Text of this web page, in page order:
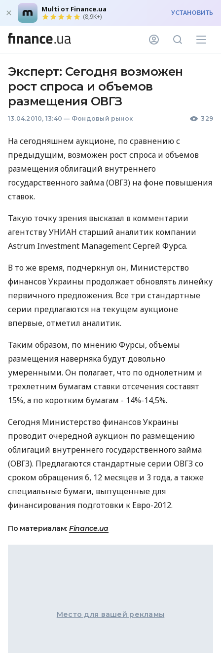
Multi от Finance.ua
(8,9K+) УСТАНОВИТЬ
Эксперт: Сегодня возможен
рост спроса и объемов
размещения ОВГЗ
13.04.2010, 13:40 — Фондовый рынок 329
На сегодняшнем аукционе, по сравнению с
предыдущим, возможен рост спроса и объемов
размещения облигаций внутреннего
государственного займа (ОВГЗ) на фоне повышения
ставок.
Такую точку зрения высказал в комментарии
агентству УНИАН старший аналитик компании
Astrum Investment Management Сергей Фурса.
В то же время, подчеркнул он, Министерство
финансов Украины продолжает обновлять линейку
первичного предложения. Все три стандартные
серии предлагаются на текущем аукционе
впервые, отметил аналитик.
Таким образом, по мнению Фурсы, объемы
размещения наверняка будут довольно
умеренными. Он полагает, что по однолетним и
трехлетним бумагам ставки отсечения составят
15%, а по коротким бумагам - 14%-14,5%.
Cегодня Министерство финансов Украины
проводит очередной аукцион по размещению
облигаций внутреннего государственного займа
(ОВГЗ). Предлагаются стандартные серии ОВГЗ со
сроком обращения 6, 12 месяцев и 3 года, а также
специальные бумаги, выпущенные для
финансирования подготовки к Евро-2012.
По материалам: Finance.ua
Место для вашей рекламы